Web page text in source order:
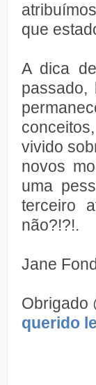
que
A dica
passado,
vivido
novos
uma
terceiro
não?!?!.
Jane
Obrigado
querido